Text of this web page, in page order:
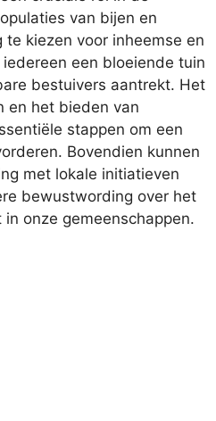
van bijen en
kiezen voor inheemse en
een bloeiende tuin
bestuivers aantrekt. Het
en het bieden van
stappen om een
Bovendien kunnen
met lokale initiatieven
bewustwording over het
onze gemeenschappen.